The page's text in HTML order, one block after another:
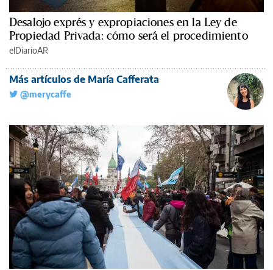
Desalojo exprés y expropiaciones en la Ley de
Propiedad Privada: cómo será el procedimiento
elDiarioAR
Más artículos de María Cafferata
@merycaffe